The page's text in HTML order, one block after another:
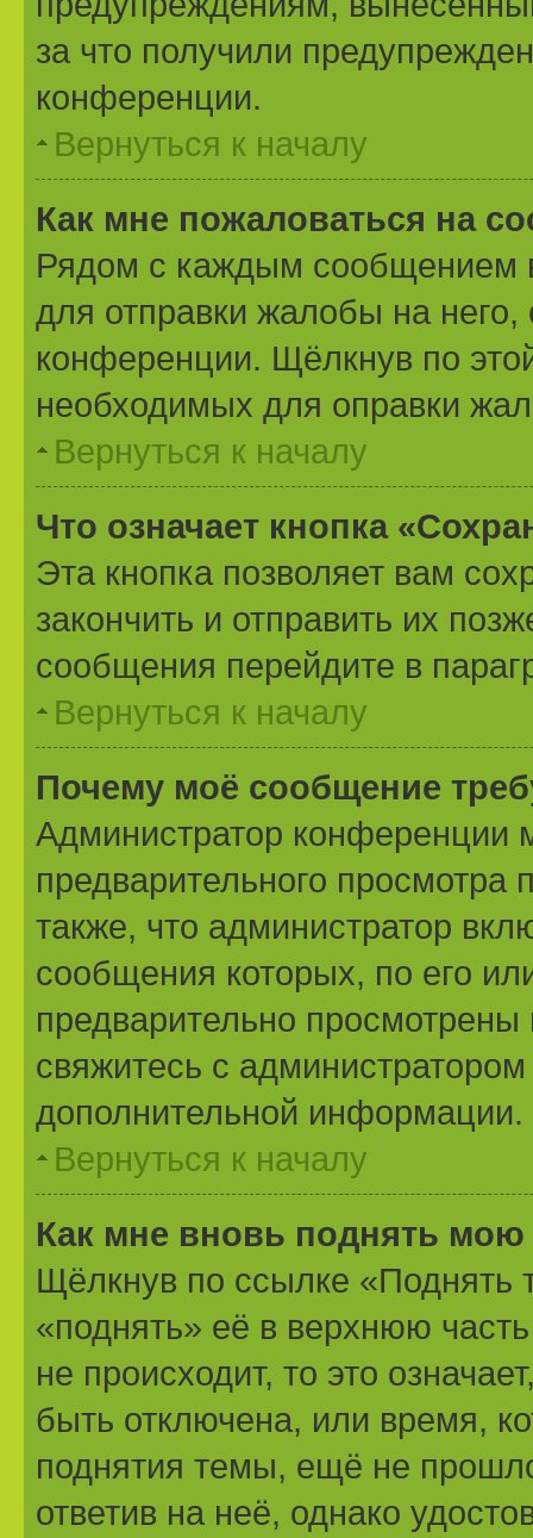
за что получили
конференции.
Вернуться к началу
Как мне пожаловаться на
Рядом с каждым сообщением
для отправки жалобы на
конференции. Щёлкнув по
необходимых для оправки
Вернуться к началу
Что означает кнопка
Эта кнопка позволяет вам
закончить и отправить их
сообщения перейдите в
Вернуться к началу
Почему моё сообщение
Администратор конференции
предварительного
также, что администратор
сообщения которых, по его
предварительно
свяжитесь с
дополнительной информации.
Вернуться к началу
Как мне вновь поднять мою
Щёлкнув по ссылке «Поднять
«поднять» её в верхнюю
не происходит, то это
быть отключена, или время,
поднятия темы, ещё не
ответив на неё, однако